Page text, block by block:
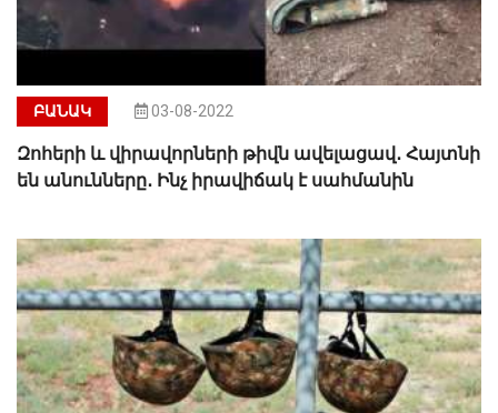
ԲԱՆԱԿ 03-08-2022
Զոհերի և վիրավորների թիվն ավելացավ․ Հայտնի
են անունները․ Ինչ իրավիճակ է սահմանին